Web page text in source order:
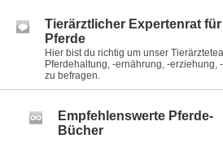
Tierärztlicher Expertenrat für
Pferde
Hier bist du richtig um unser
Pferdehaltung, -ernährung, -erziehung,
zu befragen.
Empfehlenswerte Pferde-
Bücher